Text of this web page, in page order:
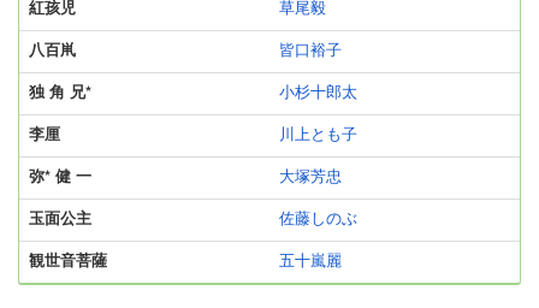
紅孩児 草尾毅
八百鼡 皆口裕子
独 角 兄* 小杉十郎太
李厘 川上とも子
弥* 健 一 大塚芳忠
玉面公主 佐藤しのぶ
観世音菩薩 五十嵐麗